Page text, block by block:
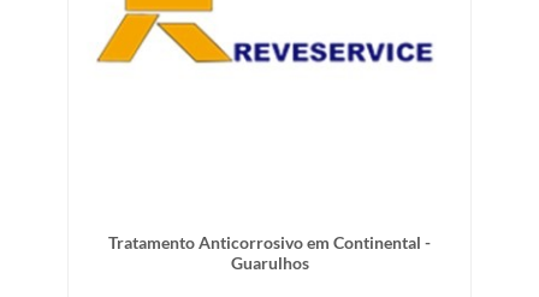
Tratamento Anticorrosivo em Continental -
Guarulhos